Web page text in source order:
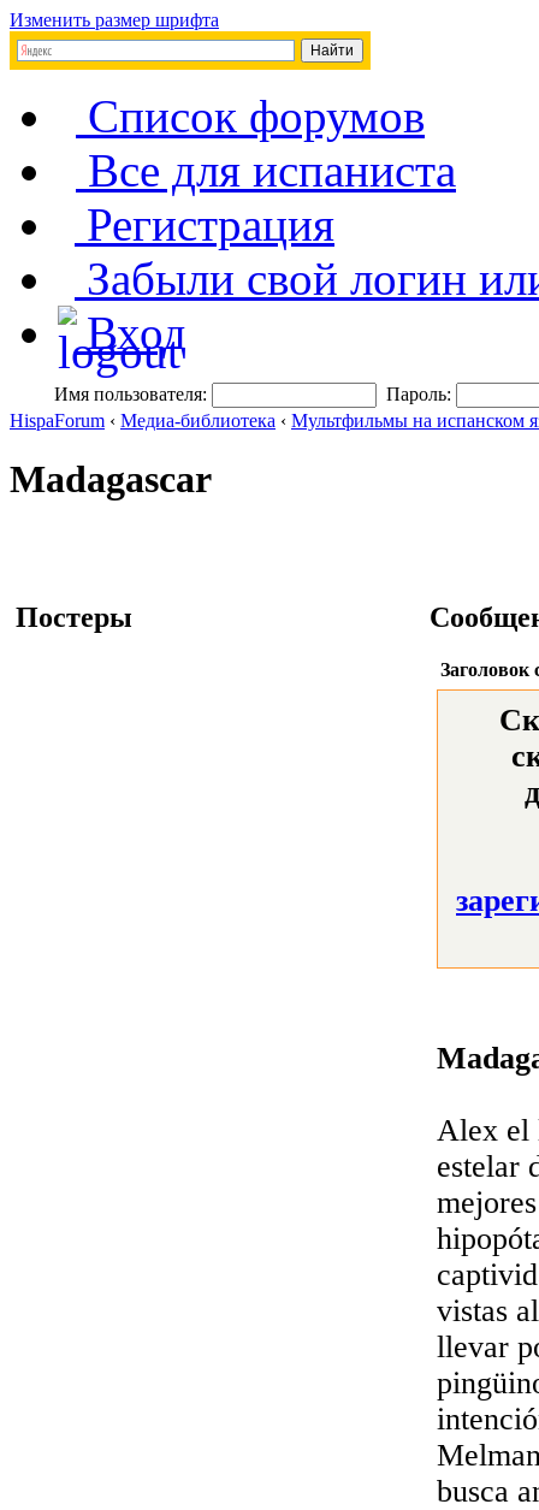
Изменить размер шрифта
Список форумов
Все для испаниста
Регистрация
Забыли свой логин
Вход
Имя пользователя:
Пароль:
HispaForum ‹ Медиа-библиотека ‹ Мультфильмы на испанском
Madagascar
Постеры
Заголовок
Alex el
estelar
vistas
llevar
busca